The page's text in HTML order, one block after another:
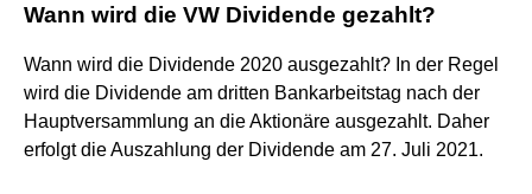
Wann wird die VW Dividende gezahlt?
Wann wird die Dividende 2020 ausgezahlt? In der Regel
wird die Dividende am dritten Bankarbeitstag nach der
Hauptversammlung an die Aktionäre ausgezahlt. Daher
erfolgt die Auszahlung der Dividende am 27. Juli 2021.